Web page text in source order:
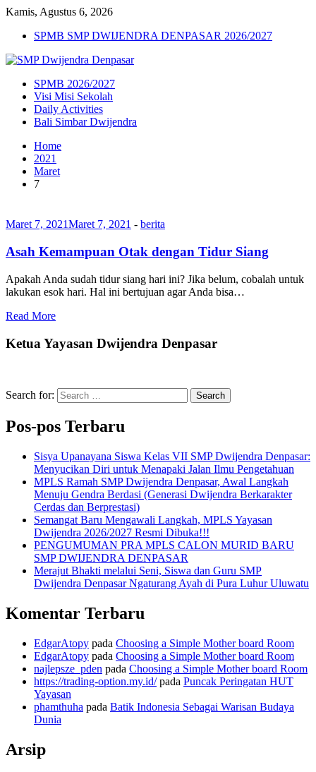
Kamis, Agustus 6, 2026
SPMB SMP DWIJENDRA DENPASAR 2026/2027
SPMB 2026/2027
Visi Misi Sekolah
Daily Activities
Bali Simbar Dwijendra
Home
2021
Maret
7
Maret 7, 2021Maret 7, 2021 - berita
Asah Kemampuan Otak dengan Tidur Siang
Apakah Anda sudah tidur siang hari ini? Jika belum, cobalah untuk
lakukan esok hari. Hal ini bertujuan agar Anda bisa…
Read More
Ketua Yayasan Dwijendra Denpasar
Search for: Search
Pos-pos Terbaru
Sisya Upanayana Siswa Kelas VII SMP Dwijendra Denpasar:
Menyucikan Diri untuk Menapaki Jalan Ilmu Pengetahuan
MPLS Ramah SMP Dwijendra Denpasar, Awal Langkah
Menuju Gendra Berdasi (Generasi Dwijendra Berkarakter
Cerdas dan Berprestasi)
Semangat Baru Mengawali Langkah, MPLS Yayasan
Dwijendra 2026/2027 Resmi Dibuka!!!
PENGUMUMAN PRA MPLS CALON MURID BARU
SMP DWIJENDRA DENPASAR
Merajut Bhakti melalui Seni, Siswa dan Guru SMP
Dwijendra Denpasar Ngaturang Ayah di Pura Luhur Uluwatu
Komentar Terbaru
EdgarAtopy pada Choosing a Simple Mother board Room
EdgarAtopy pada Choosing a Simple Mother board Room
najlepsze_pden pada Choosing a Simple Mother board Room
https://trading-option.my.id/pada Puncak Peringatan HUT
Yayasan
phamthuha pada Batik Indonesia Sebagai Warisan Budaya
Dunia
Arsip